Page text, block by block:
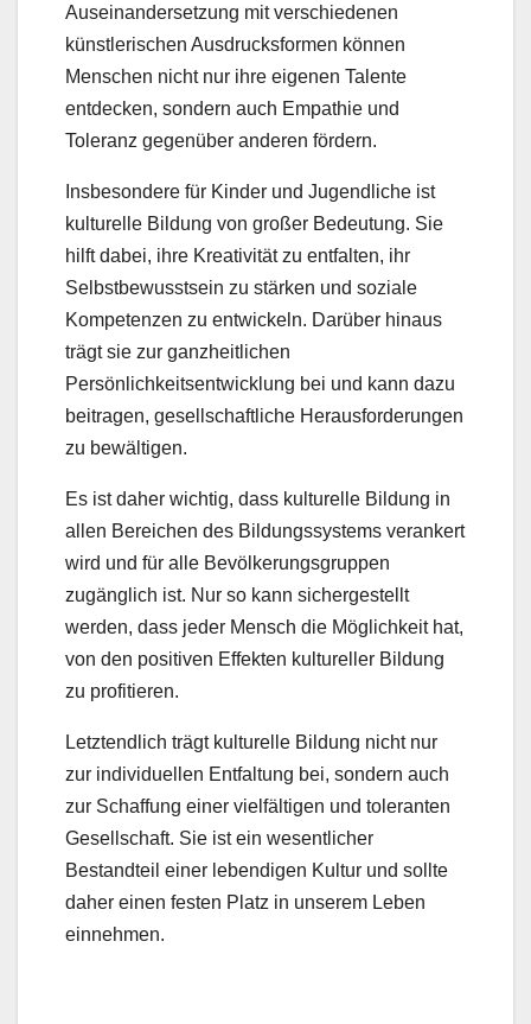
Auseinandersetzung mit verschiedenen
künstlerischen Ausdrucksformen können
Menschen nicht nur ihre eigenen Talente
entdecken, sondern auch Empathie und
Toleranz gegenüber anderen fördern.
Insbesondere für Kinder und Jugendliche ist
kulturelle Bildung von großer Bedeutung. Sie
hilft dabei, ihre Kreativität zu entfalten, ihr
Selbstbewusstsein zu stärken und soziale
Kompetenzen zu entwickeln. Darüber hinaus
trägt sie zur ganzheitlichen
Persönlichkeitsentwicklung bei und kann dazu
beitragen, gesellschaftliche Herausforderungen
zu bewältigen.
Es ist daher wichtig, dass kulturelle Bildung in
allen Bereichen des Bildungssystems verankert
wird und für alle Bevölkerungsgruppen
zugänglich ist. Nur so kann sichergestellt
werden, dass jeder Mensch die Möglichkeit hat,
von den positiven Effekten kultureller Bildung
zu profitieren.
Letztendlich trägt kulturelle Bildung nicht nur
zur individuellen Entfaltung bei, sondern auch
zur Schaffung einer vielfältigen und toleranten
Gesellschaft. Sie ist ein wesentlicher
Bestandteil einer lebendigen Kultur und sollte
daher einen festen Platz in unserem Leben
einnehmen.